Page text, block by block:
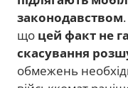
законодавством
що цей факт не
скасування
обмежень